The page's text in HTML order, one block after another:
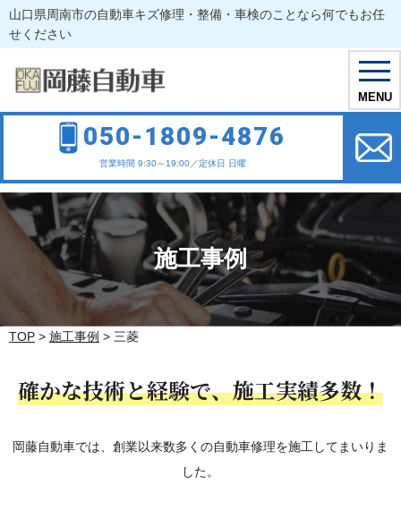
MENU
山口県周南市の自動車キズ修理・整備・車検のことなら何でもお任
せください
050-1809-4876
営業時間 9:30～19:00／定休日 日曜
施工事例
TOP > 施工事例 > 三菱
確かな技術と経験で、施工実績多数！
岡藤自動車では、創業以来数多くの自動車修理を施工してまいりま
した。